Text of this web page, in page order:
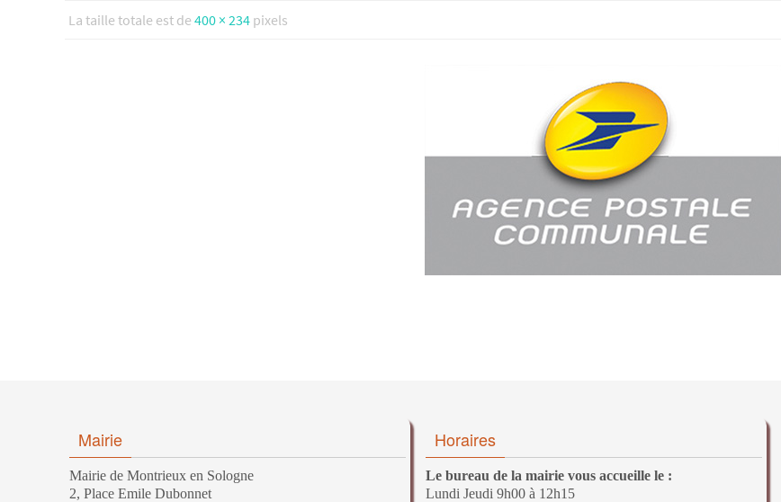
La taille totale est de 400 × 234 pixels
Mairie
Mairie de Montrieux en Sologne
2, Place Emile Dubonnet
Horaires
Le bureau de la mairie vous accueille le :
Lundi Jeudi 9h00 à 12h15